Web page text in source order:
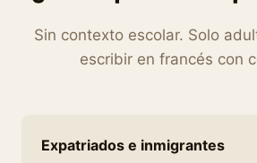
Sin contexto escolar. Solo
escribir en francés con
Expatriados e inmigrantes